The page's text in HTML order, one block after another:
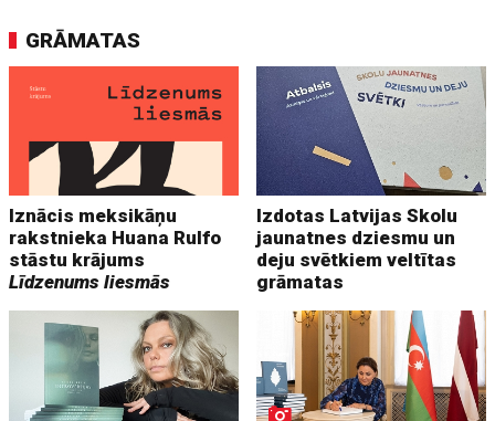
GRĀMATAS
Iznācis meksikāņu
rakstnieka Huana Rulfo
stāstu krājums
Līdzenums liesmās
Izdotas Latvijas Skolu
jaunatnes dziesmu un
deju svētkiem veltītas
grāmatas